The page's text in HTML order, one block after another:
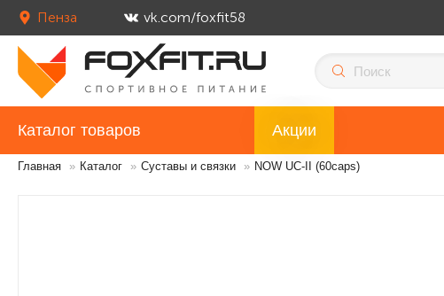
Пенза vk.com/foxfit58
Каталог товаров Акции
Главная » Каталог » Суставы и связки » NOW UC-II (60caps)